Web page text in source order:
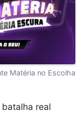
Matéria no Escolha
real